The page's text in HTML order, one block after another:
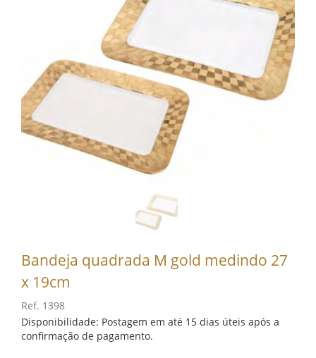
Bandeja quadrada M gold medindo 27
x 19cm
Ref. 1398
Disponibilidade: Postagem em até 15 dias úteis após a
confirmação de pagamento.